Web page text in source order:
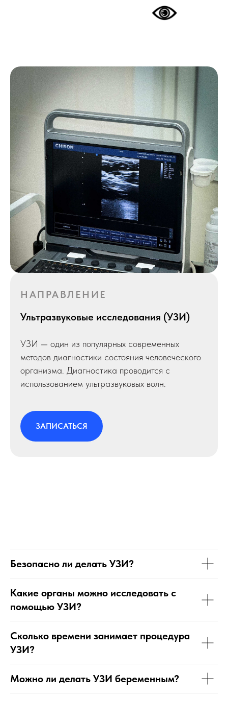
НАПРАВЛЕНИЕ
Ультразвуковые исследования (УЗИ)
УЗИ — один из популярных современных
методов диагностики состояния человеческого
организма. Диагностика проводится с
использованием ультразвуковых волн.
ЗАПИСАТЬСЯ
Безопасно ли делать УЗИ?
Какие органы можно исследовать с
помощью УЗИ?
Сколько времени занимает процедура
УЗИ?
Можно ли делать УЗИ беременным?